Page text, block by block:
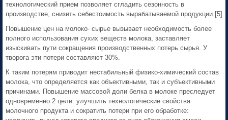
технологический прием позволяет сгладить сезонность в
производстве, снизить себестоимость вырабатываемой продукции.[5]
Повышение цен на молоко- сырье вызывает необходимость более
полного использования сухих веществ молока, заставляет
изыскивать пути сокращения производственных потерь сырья. У
творога эти потери составляют 30%.
К таким потерям приводит нестабильный физико-химический состав
молока, что определяется как объективными, так и субъективными
причинами. Повышение массовой доли белка в молоке преследует
одновременно 2 цели: улучшить технологические свойства
молочного продукта и сократить потери при его обработке: